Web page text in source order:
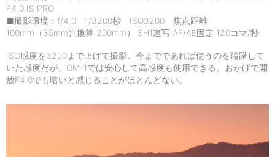
F4.0 IS PRO
■撮影環境：f/4.0 1/3200秒 ISO3200 焦点距離
100mm（35mm判換算 200mm） SH1連写 AF/AE固定 120コマ/秒
ISO感度を3200まで上げて撮影。今までであれば使うのを躊躇して
いた感度だが、OM-1では安心して高感度も使用できる。おかげで開
放F4.0でも暗いと感じることがほとんどない。